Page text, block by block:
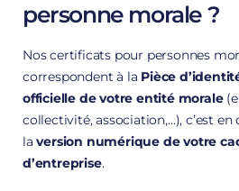
personne morale ?
Nos certificats pour personnes
correspondent à la Pièce
officielle de votre entité morale
collectivité, association,…), c’est en
laversion numérique de votre
d’entreprise.